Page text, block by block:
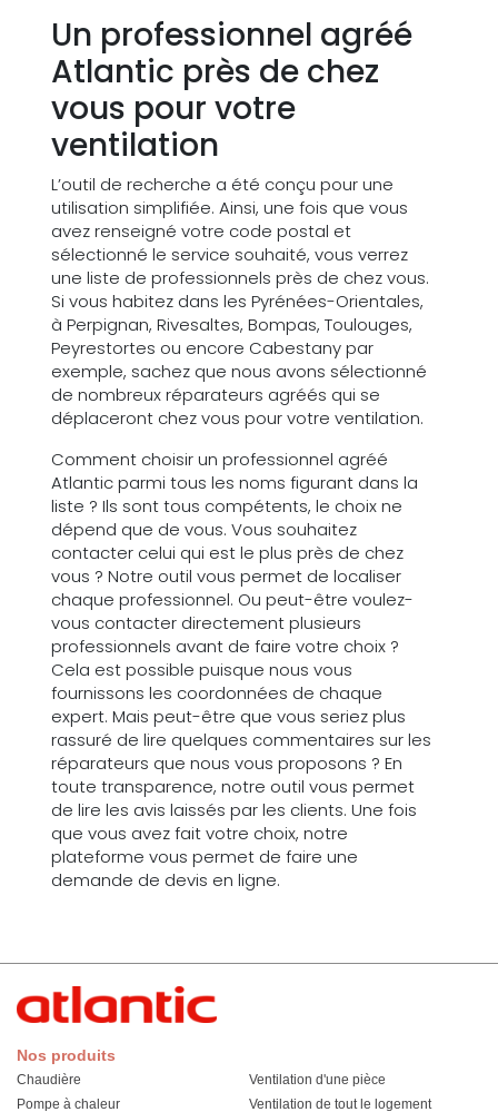
Un professionnel agréé
Atlantic près de chez
vous pour votre
ventilation
L’outil de recherche a été conçu pour une
utilisation simplifiée. Ainsi, une fois que vous
avez renseigné votre code postal et
sélectionné le service souhaité, vous verrez
une liste de professionnels près de chez vous.
Si vous habitez dans les Pyrénées-Orientales,
à Perpignan, Rivesaltes, Bompas, Toulouges,
Peyrestortes ou encore Cabestany par
exemple, sachez que nous avons sélectionné
de nombreux réparateurs agréés qui se
déplaceront chez vous pour votre ventilation.
Comment choisir un professionnel agréé
Atlantic parmi tous les noms figurant dans la
liste ? Ils sont tous compétents, le choix ne
dépend que de vous. Vous souhaitez
contacter celui qui est le plus près de chez
vous ? Notre outil vous permet de localiser
chaque professionnel. Ou peut-être voulez-
vous contacter directement plusieurs
professionnels avant de faire votre choix ?
Cela est possible puisque nous vous
fournissons les coordonnées de chaque
expert. Mais peut-être que vous seriez plus
rassuré de lire quelques commentaires sur les
réparateurs que nous vous proposons ? En
toute transparence, notre outil vous permet
de lire les avis laissés par les clients. Une fois
que vous avez fait votre choix, notre
plateforme vous permet de faire une
demande de devis en ligne.
Nos produits
Chaudière
Pompe à chaleur
Ventilation d'une pièce
Ventilation de tout le logement